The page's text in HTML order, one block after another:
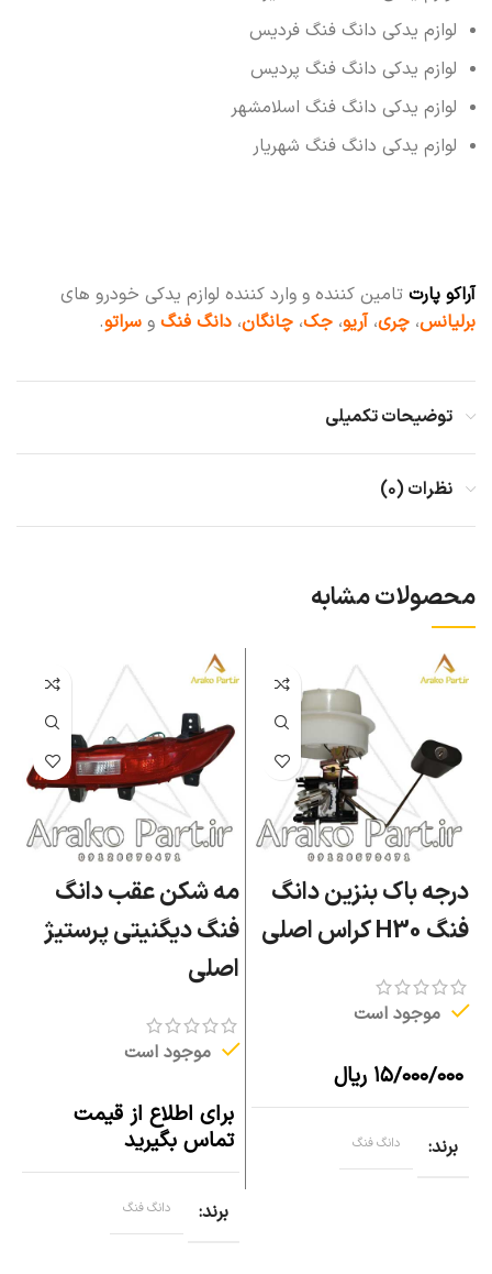
لوازم یدکی دانگ فنگ فردیس
لوازم یدکی دانگ فنگ پردیس
لوازم یدکی دانگ فنگ اسلامشهر
لوازم یدکی دانگ فنگ شهریار
آراکو پارت تامین کننده و وارد کننده لوازم یدکی خودرو های
برلیانس، چری،آریو، جک، چانگان، دانگ فنگ و سراتو.
توضیحات تکمیلی
نظرات (۰)
محصولات مشابه
درجه باک بنزین دانگ
فنگ H30 کراس اصلی
موجود است
۱۵/۰۰۰/۰۰۰ ریال
برند دانگ فنگ
مه شکن عقب دانگ
فنگ دیگنیتی پرستیژ
اصلی
موجود است
برای اطلاع از قیمت
تماس بگیرید
برند دانگ فنگ